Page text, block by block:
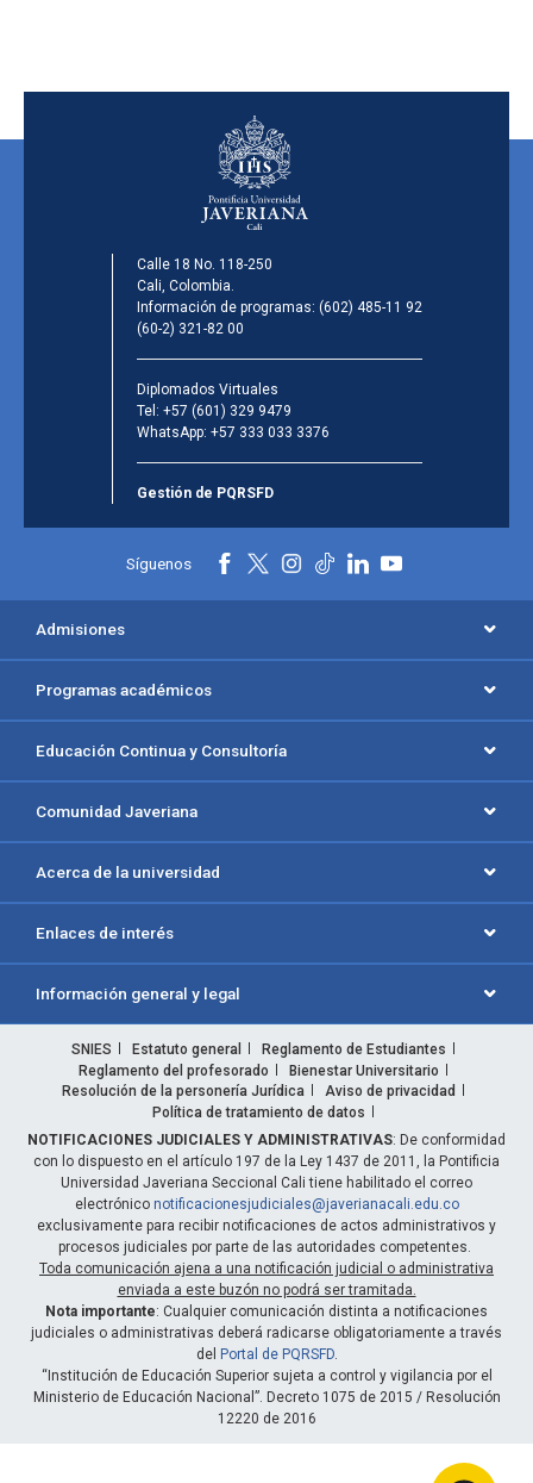
Calle 18 No. 118-250
Cali, Colombia.
Información de programas: (602) 485-11 92
(60-2) 321-82 00
Diplomados Virtuales
Tel: +57 (601) 329 9479
WhatsApp: +57 333 033 3376
Gestión de PQRSFD
Síguenos
Admisiones
Programas académicos
Educación Continua y Consultoría
Comunidad Javeriana
Acerca de la universidad
Enlaces de interés
Información general y legal
SNIES Estatuto general
Reglamento de Estudiantes
Reglamento del profesorado
Bienestar Universitario
Resolución de la personería Jurídica
Aviso de privacidad
Política de tratamiento de datos
NOTIFICACIONES JUDICIALES Y ADMINISTRATIVAS: De conformidad
con lo dispuesto en el artículo 197 de la Ley 1437 de 2011, la Pontificia
Universidad Javeriana Seccional Cali tiene habilitado el correo
electrónico notificacionesjudiciales@javerianacali.edu.co
exclusivamente para recibir notificaciones de actos administrativos y
procesos judiciales por parte de las autoridades competentes.
Toda comunicación ajena a una notificación judicial o administrativa
enviada a este buzón no podrá ser tramitada.
Nota importante: Cualquier comunicación distinta a notificaciones
judiciales o administrativas deberá radicarse obligatoriamente a través
del Portal de PQRSFD.
“Institución de Educación Superior sujeta a control y vigilancia por el
Ministerio de Educación Nacional”. Decreto 1075 de 2015 / Resolución
12220 de 2016